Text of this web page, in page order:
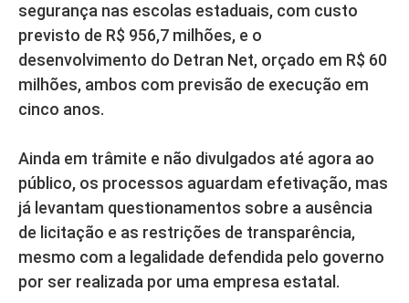
segurança nas escolas estaduais, com custo
previsto de R$ 956,7 milhões, e o
desenvolvimento do Detran Net, orçado em R$ 60
milhões, ambos com previsão de execução em
cinco anos.
Ainda em trâmite e não divulgados até agora ao
público, os processos aguardam efetivação, mas
já levantam questionamentos sobre a ausência
de licitação e as restrições de transparência,
mesmo com a legalidade defendida pelo governo
por ser realizada por uma empresa estatal.